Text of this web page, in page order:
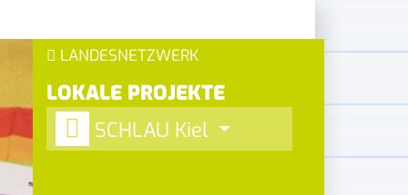
SCHLAU Kiel
LANDESNETZWERK
LOKALE PROJEKTE